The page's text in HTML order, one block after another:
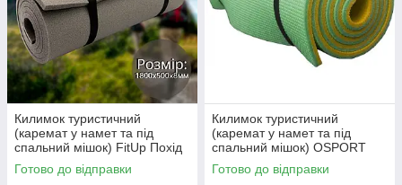
Килимок туристичний
(каремат у намет та під
спальний мішок) FitUp Похід
8мм (F-00003)
Готово до відправки
Килимок туристичний
(каремат у намет та під
спальний мішок) OSPORT
Tourist 10мм (FI-0082)
Жовто-зелений
Готово до відправки